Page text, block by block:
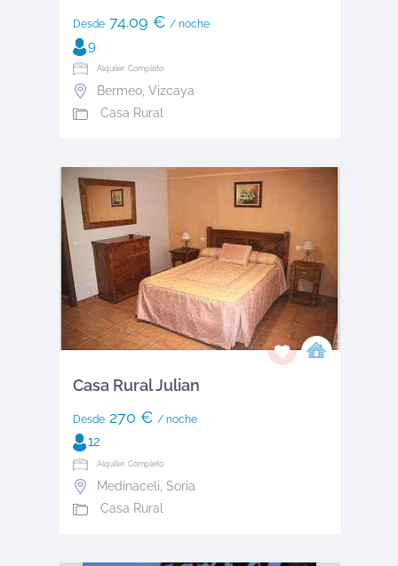
Desde74.09 € / noche
9
Alquiler: Completo
Bermeo, Vizcaya
Casa Rural
Casa Rural Julian
Desde270 € / noche
12
Alquiler: Completo
Medinaceli Soria
Casa Rural